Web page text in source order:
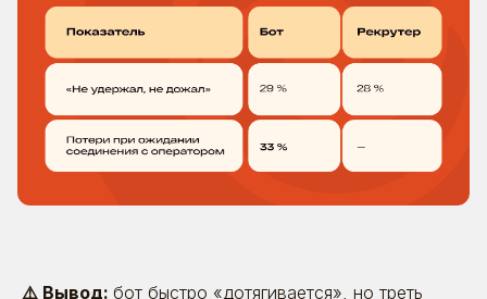
⚠️ Вывод: бот быстро «дотягивается», но треть